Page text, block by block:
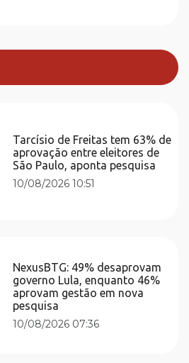
Tarcísio de Freitas tem 63% de
aprovação entre eleitores de
São Paulo, aponta pesquisa
10/08/2026 10:51
NexusBTG: 49% desaprovam
governo Lula, enquanto 46%
aprovam gestão em nova
pesquisa
10/08/2026 07:36